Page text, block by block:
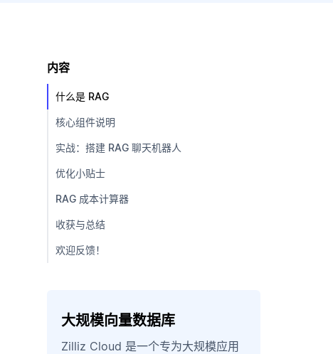
内容
什么是 RAG
核心组件说明
实战：搭建 RAG 聊天机器人
优化小贴士
RAG 成本计算器
收获与总结
欢迎反馈！
大规模向量数据库
Zilliz Cloud 是一个专为大规模应用